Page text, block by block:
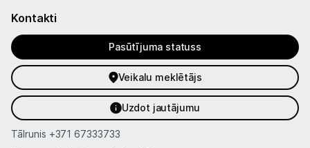
Kontakti
Pasūtījuma statuss
Veikalu meklētājs
Uzdot jautājumu
Tālrunis +371 67333733